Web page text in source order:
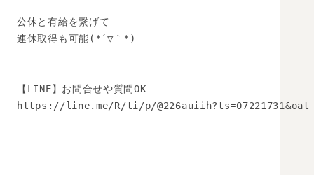
公休と有給を繋げて
連休取得も可能(*´▽｀*)
【LINE】お問合せや質問OK
https://line.me/R/ti/p/